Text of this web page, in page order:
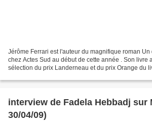
Jérôme Ferrari est l'auteur du magnifique roman
chez Actes Sud au début de cette année . Son livre
sélection du prix Landerneau et du prix Orange du
interview de Fadela Hebbadj sur
30/04/09)